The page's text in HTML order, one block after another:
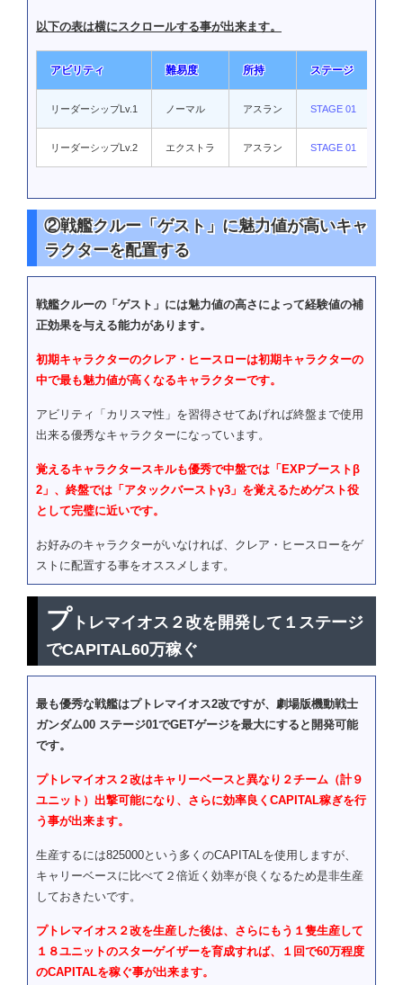
以下の表は横にスクロールする事が出来ます。
アビリティ 難易度 所持 ステージ
リーダーシップLv.1 ノーマル アスラン STAGE 01
リーダーシップLv.2 エクストラ アスラン STAGE 01
②戦艦クルー「ゲスト」に魅力値が高いキャ
ラクターを配置する
戦艦クルーの「ゲスト」には魅力値の高さによって経験値の補
正効果を与える能力があります。
初期キャラクターのクレア・ヒースローは初期キャラクターの
中で最も魅力値が高くなるキャラクターです。
アビリティ「カリスマ性」を習得させてあげれば終盤まで使用
出来る優秀なキャラクターになっています。
覚えるキャラクタースキルも優秀で中盤では「EXPブーストβ
2」、終盤では「アタックバーストγ3」を覚えるためゲスト役
として完璧に近いです。
お好みのキャラクターがいなければ、クレア・ヒースローをゲ
ストに配置する事をオススメします。
プ トレマイオス２改を開発して１ステージ
でCAPITAL60万稼ぐ
最も優秀な戦艦はプトレマイオス2改ですが、劇場版機動戦士
ガンダム00 ステージ01でGETゲージを最大にすると開発可能
です。
プトレマイオス２改はキャリーベースと異なり２チーム（計９
ユニット）出撃可能になり、さらに効率良くCAPITAL稼ぎを行
う事が出来ます。
生産するには825000という多くのCAPITALを使用しますが、
キャリーベースに比べて２倍近く効率が良くなるため是非生産
しておきたいです。
プトレマイオス２改を生産した後は、さらにもう１隻生産して
１８ユニットのスターゲイザーを育成すれば、１回で60万程度
のCAPITALを稼ぐ事が出来ます。